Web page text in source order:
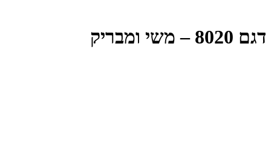
דגם 8020 – משי ומבריק